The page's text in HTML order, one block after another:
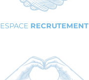
ESPACE RECRUTEMENT